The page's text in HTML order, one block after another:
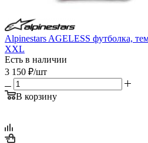
Alpinestars AGELESS футболка,
XXL
Есть в наличии
3 150 ₽/шт
В корзину